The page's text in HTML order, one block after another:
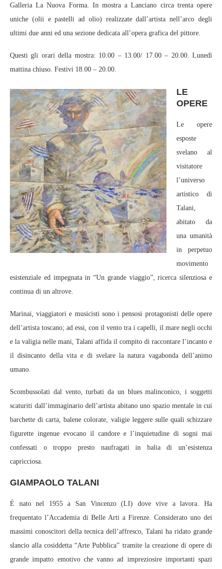
Galleria La Nuova Forma. In mostra a Lanciano circa trenta opere
uniche (olii e pastelli ad olio) realizzate dall’artista nell’arco degli
ultimi due anni ed una sezione dedicata all’opera grafica del pittore.
Questi gli orari della mostra: 10.00 – 13.00/ 17.00 – 20.00. Lunedì
mattina chiuso. Festivi 18.00 – 20.00.
LE
OPERE
Le opere
esposte
svelano al
visitatore
l’universo
artistico di
Talani,
abitato da
una umanità
in perpetuo
movimento
esistenziale ed impegnata in “Un grande viaggio”, ricerca silenziosa e
continua di un altrove.
Marinai, viaggiatori e musicisti sono i pensosi protagonisti delle opere
dell’artista toscano; ad essi, con il vento tra i capelli, il mare negli occhi
e la valigia nelle mani, Talani affida il compito di raccontare l’incanto e
il disincanto della vita e di svelare la natura vagabonda dell’animo
umano.
Scombussolati dal vento, turbati da un blues malinconico, i soggetti
scaturiti dall’immaginario dell’artista abitano uno spazio mentale in cui
barchette di carta, balene colorate, valigie leggere sulle quali schizzare
figurette ingenue evocano il candore e l’inquietudine di sogni mai
confessati o troppo presto naufragati in balia di un’esistenza
capricciosa.
GIAMPAOLO TALANI
É nato nel 1955 a San Vincenzo (LI) dove vive a lavora. Ha
frequentato l’Accademia di Belle Arti a Firenze. Considerato uno dei
massimi conoscitori della tecnica dell’affresco, Talani ha ridato grande
slancio alla cosiddetta “Arte Pubblica” tramite la creazione di opere di
grande impatto emotivo che vanno ad impreziosire importanti spazi